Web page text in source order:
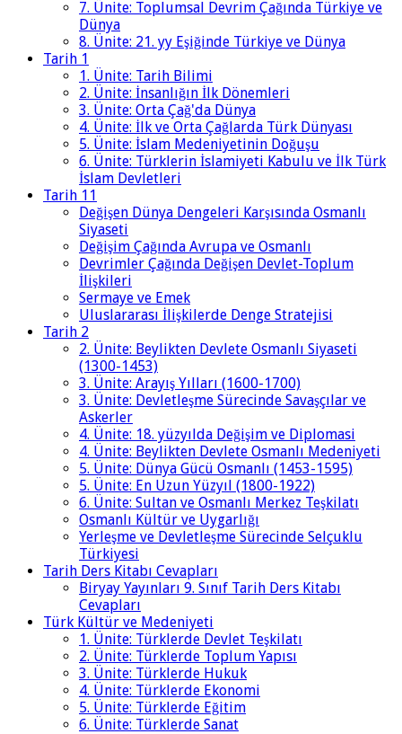
7. Ünite: Toplumsal Devrim Çağında Türkiye ve
Dünya
8. Ünite: 21. yy Eşiğinde Türkiye ve Dünya
Tarih 1
1. Ünite: Tarih Bilimi
2. Ünite: İnsanlığın İlk Dönemleri
3. Ünite: Orta Çağ'da Dünya
4. Ünite: İlk ve Orta Çağlarda Türk Dünyası
5. Ünite: İslam Medeniyetinin Doğuşu
6. Ünite: Türklerin İslamiyeti Kabulu ve İlk Türk
İslam Devletleri
Tarih 11
Değişen Dünya Dengeleri Karşısında Osmanlı
Siyaseti
Değişim Çağında Avrupa ve Osmanlı
Devrimler Çağında Değişen Devlet-Toplum
İlişkileri
Sermaye ve Emek
Uluslararası İlişkilerde Denge Stratejisi
Tarih 2
2. Ünite: Beylikten Devlete Osmanlı Siyaseti
(1300-1453)
3. Ünite: Arayış Yılları (1600-1700)
3. Ünite: Devletleşme Sürecinde Savaşçılar ve
Askerler
4. Ünite: 18. yüzyılda Değişim ve Diplomasi
4. Ünite: Beylikten Devlete Osmanlı Medeniyeti
5. Ünite: Dünya Gücü Osmanlı (1453-1595)
5. Ünite: En Uzun Yüzyıl (1800-1922)
6. Ünite: Sultan ve Osmanlı Merkez Teşkilatı
Osmanlı Kültür ve Uygarlığı
Yerleşme ve Devletleşme Sürecinde Selçuklu
Türkiyesi
Tarih Ders Kitabı Cevapları
Biryay Yayınları 9. Sınıf Tarih Ders Kitabı
Cevapları
Türk Kültür ve Medeniyeti
1. Ünite: Türklerde Devlet Teşkilatı
2. Ünite: Türklerde Toplum Yapısı
3. Ünite: Türklerde Hukuk
4. Ünite: Türklerde Ekonomi
5. Ünite: Türklerde Eğitim
6. Ünite: Türklerde Sanat